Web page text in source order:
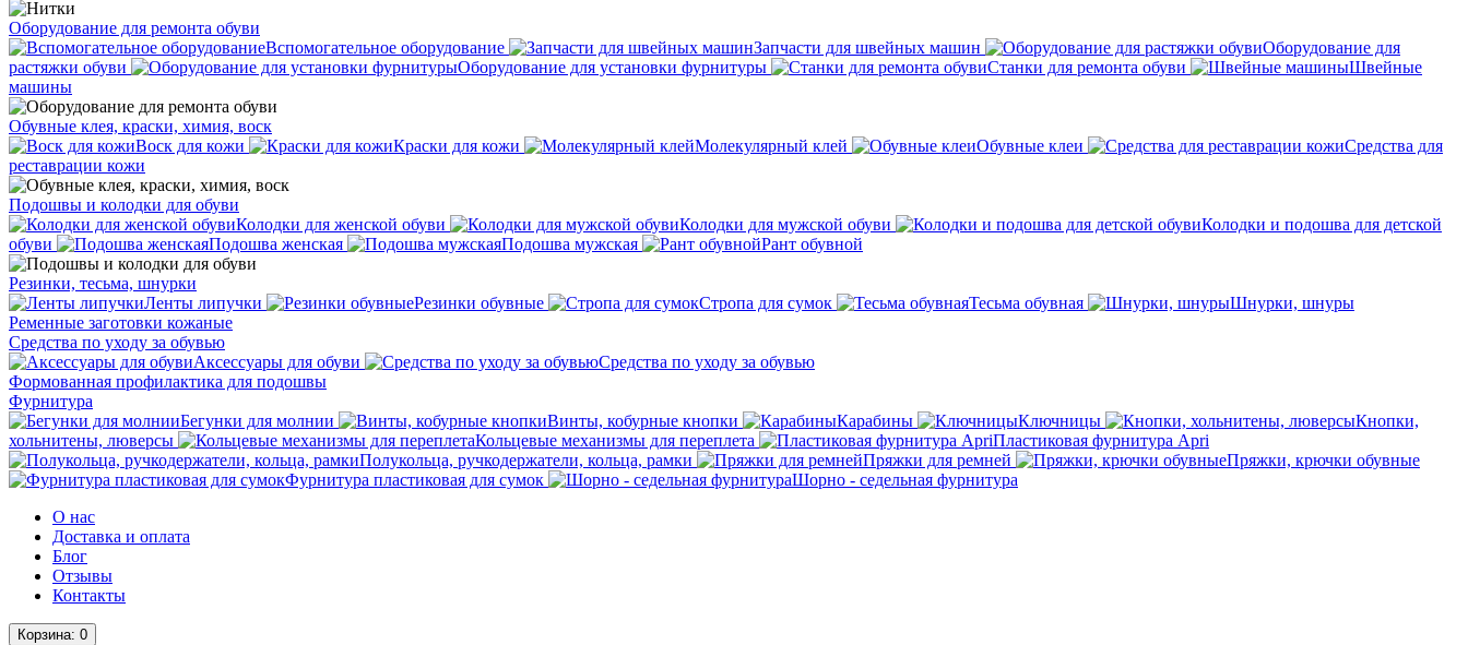
Оборудование для ремонта обуви
Вспомогательное оборудование
Запчасти для швейных машин
Оборудование для
растяжки обуви
Оборудование для установки фурнитуры Станки для ремонта обуви
Швейные
машины
Обувные клея, краски, химия, воск
Воск для кожи
Краски для кожи Молекулярный клей Обувные клеи
Средства для
реставрации кожи
Подошвы и колодки для обуви
Колодки для женской обуви
Колодки для мужской обуви
Колодки и подошва для детской
обуви
Подошва женская Подошва мужская Рант обувной
Резинки, тесьма, шнурки
Ленты липучки
Резинки обувные Стропа для сумок Тесьма обувная
Шнурки, шнуры
Ременные заготовки кожаные
Средства по уходу за обувью
Аксессуары для обуви
Средства по уходу за обувью
Формованная профилактика для подошвы
Фурнитура
Бегунки для молнии
Винты, кобурные кнопки Карабины Ключницы
Кнопки,
хольнитены, люверсы
Кольцевые механизмы для переплета
Пластиковая фурнитура Apri
Полукольца, ручкодержатели, кольца, рамки
Пряжки для ремней
Пряжки, крючки обувные
Фурнитура пластиковая для сумок
Шорно - седельная фурнитура
О нас
Доставка и оплата
Блог
Отзывы
Контакты
Корзина: 0